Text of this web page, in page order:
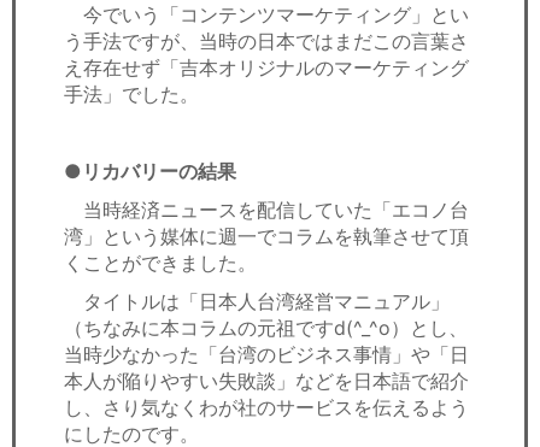
今でいう「コンテンツマーケティング」とい
う手法ですが、当時の日本ではまだこの言葉さ
え存在せず「吉本オリジナルのマーケティング
手法」でした。
●リカバリーの結果
当時経済ニュースを配信していた「エコノ台
湾」という媒体に週一でコラムを執筆させて頂
くことができました。
タイトルは「日本人台湾経営マニュアル」
（ちなみに本コラムの元祖ですd(^_^o）とし、
当時少なかった「台湾のビジネス事情」や「日
本人が陥りやすい失敗談」などを日本語で紹介
し、さり気なくわが社のサービスを伝えるよう
にしたのです。